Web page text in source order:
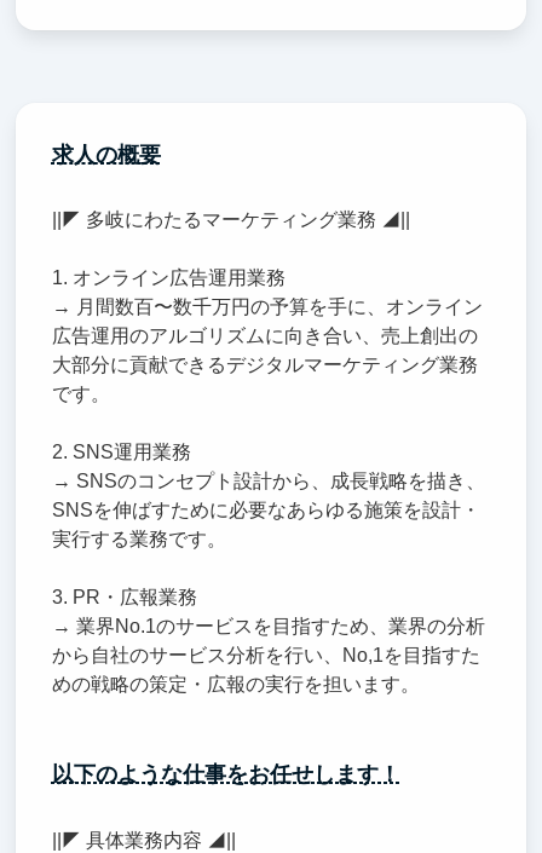
求人の概要
||◤ 多岐にわたるマーケティング業務 ◢||
1. オンライン広告運用業務
→ 月間数百〜数千万円の予算を手に、オンライン
広告運用のアルゴリズムに向き合い、売上創出の
大部分に貢献できるデジタルマーケティング業務
です。
2. SNS運用業務
→ SNSのコンセプト設計から、成長戦略を描き、
SNSを伸ばすために必要なあらゆる施策を設計・
実行する業務です。
3. PR・広報業務
→ 業界No.1のサービスを目指すため、業界の分析
から自社のサービス分析を行い、No,1を目指すた
めの戦略の策定・広報の実行を担います。
以下のような仕事をお任せします！
||◤ 具体業務内容 ◢||